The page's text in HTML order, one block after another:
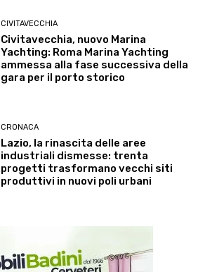
CIVITAVECCHIA
Civitavecchia, nuovo Marina
Yachting: Roma Marina Yachting
ammessa alla fase successiva della
gara per il porto storico
CRONACA
Lazio, la rinascita delle aree
industriali dismesse: trenta
progetti trasformano vecchi siti
produttivi in nuovi poli urbani